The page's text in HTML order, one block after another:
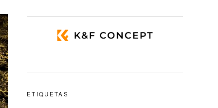
ETIQUETAS